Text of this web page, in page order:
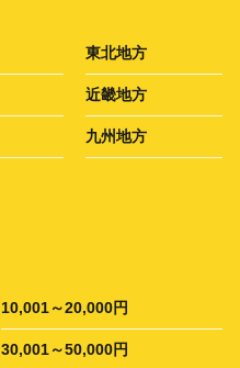
東北地方
近畿地方
九州地方
10,001～20,000円
30,001～50,000円